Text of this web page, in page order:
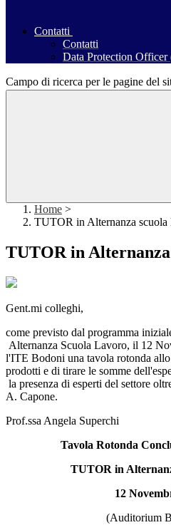
Contatti
Contatti
Data Protection Officer
Campo di ricerca per le pagine del
Home >
TUTOR in Alternanza scuola
TUTOR in
Gent.mi colleghi,
come previsto dal programma
Alternanza Scuola Lavoro, il 12
l'ITE Bodoni una tavola rotonda
prodotti e di tirare le somme
la presenza di esperti del settore
A. Capone.
Prof.ssa Angela Superchi
Tavola Rotonda
TUTOR in
12
(Auditorium